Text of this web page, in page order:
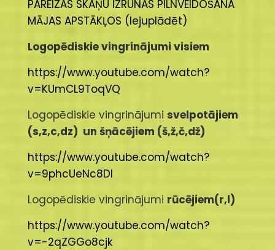
PAREIZAS SKAŅU IZRUNAS PILNVEIDOŠANA
MĀJAS APSTĀKĻOS (lejuplādēt)
Logopēdiskie vingrinājumi visiem
https://www.youtube.com/watch?
v=KUmCL9ToqVQ
Logopēdiskie vingrinājumi svelpotājiem
(s,z,c,dz) un šņācējiem (š,ž,č,dž)
https://www.youtube.com/watch?
v=9phcUeNc8DI
Logopēdiskie vingrinājumi rūcējiem(r,l)
https://www.youtube.com/watch?
v=-2qZGGo8cjk